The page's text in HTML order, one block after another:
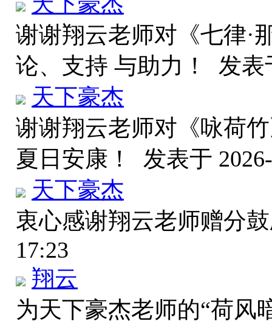
谢谢翔云老师对《七律·
论、支持 与助力！ 发表
天下豪杰
谢谢翔云老师对《咏荷
夏日安康！ 发表于
天下豪杰
衷心感谢翔云老师赠分
17:23
翔云
为天下豪杰老师的“荷风